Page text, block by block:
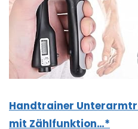
Handtrainer
mit Zählfunktion…*